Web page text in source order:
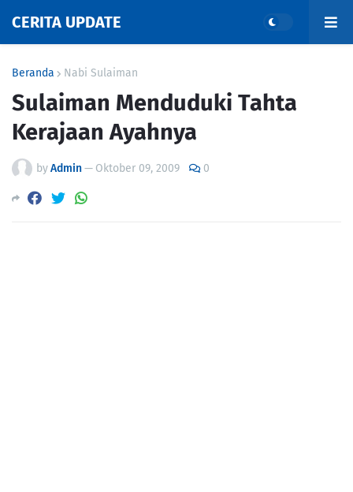
CERITA UPDATE
Beranda Nabi Sulaiman
Sulaiman Menduduki Tahta
Kerajaan Ayahnya
byAdmin— Oktober 09, 2009 0